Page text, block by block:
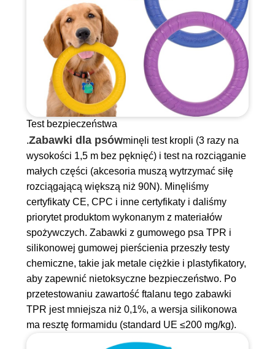
Test bezpieczeństwa
.Zabawki dla psówminęli test kropli (3 razy na
wysokości 1,5 m bez pęknięć) i test na rozciąganie
małych części (akcesoria muszą wytrzymać siłę
rozciągającą większą niż 90N). Minęliśmy
certyfikaty CE, CPC i inne certyfikaty i daliśmy
priorytet produktom wykonanym z materiałów
spożywczych. Zabawki z gumowego psa TPR i
silikonowej gumowej pierścienia przeszły testy
chemiczne, takie jak metale ciężkie i plastyfikatory,
aby zapewnić nietoksyczne bezpieczeństwo. Po
przetestowaniu zawartość ftalanu tego zabawki
TPR jest mniejsza niż 0,1%, a wersja silikonowa
ma resztę formamidu (standard UE ≤200 mg/kg).